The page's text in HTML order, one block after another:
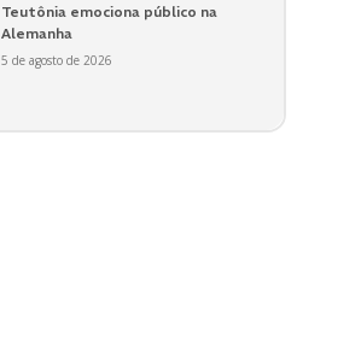
Teutônia emociona público na
Alemanha
5 de agosto de 2026